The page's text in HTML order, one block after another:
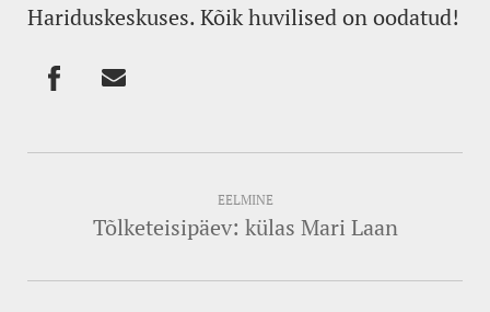
Hariduskeskuses. Kõik huvilised on oodatud!
EELMINE
Tõlketeisipäev: külas Mari Laan